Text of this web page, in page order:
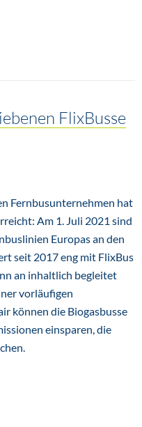
FlixBusse
Fernbusunternehmen hat
Am 1. Juli 2021 sind
Europas an den
seit 2017 eng mit FlixBus
an inhaltlich begleitet
vorläufigen
können die Biogasbusse
einsparen, die